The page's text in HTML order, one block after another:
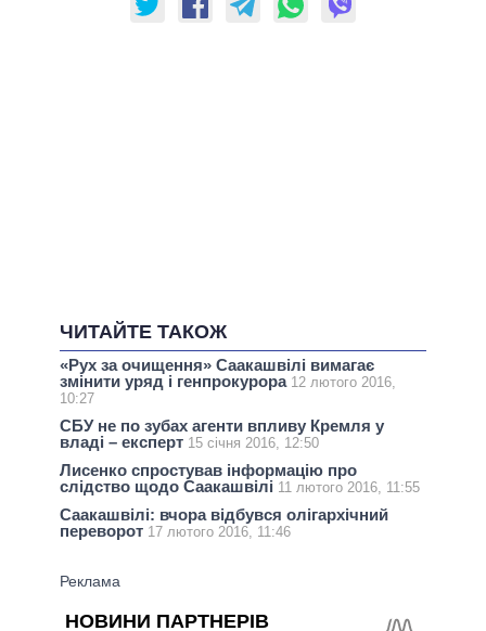
ЧИТАЙТЕ ТАКОЖ
«Рух за очищення» Саакашвілі вимагає
змінити уряд і генпрокурора 12 лютого 2016,
10:27
СБУ не по зубах агенти впливу Кремля у
владі – експерт 15 січня 2016, 12:50
Лисенко спростував інформацію про
слідство щодо Саакашвілі 11 лютого 2016, 11:55
Саакашвілі: вчора відбувся олігархічний
переворот 17 лютого 2016, 11:46